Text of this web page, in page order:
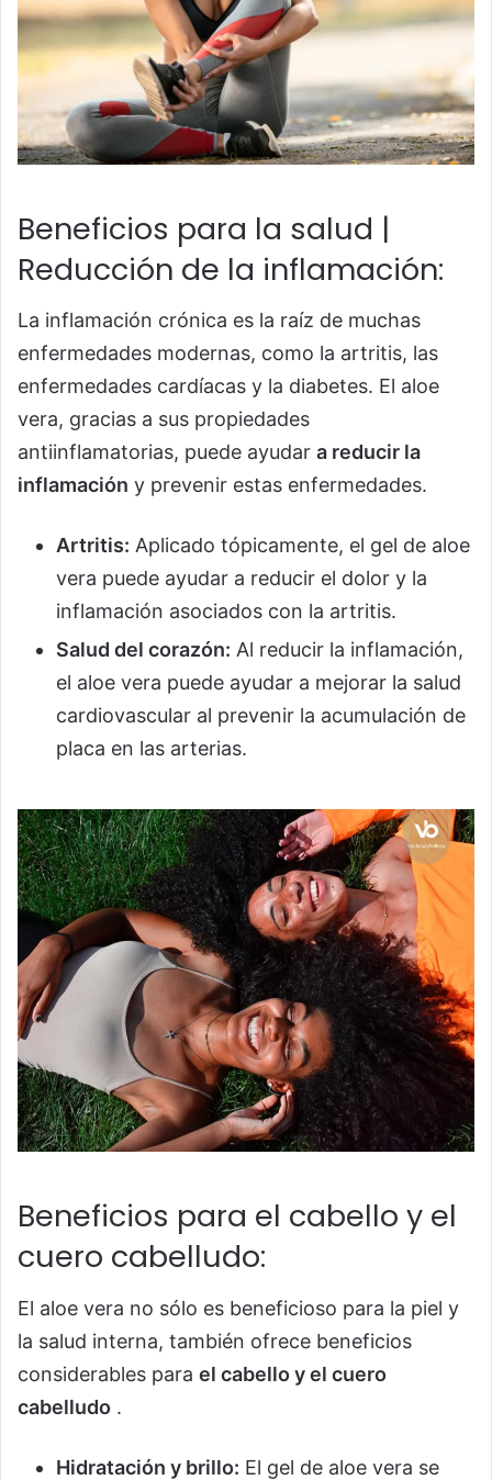
Beneficios para la salud |
Reducción de la inflamación:
La inflamación crónica es la raíz de muchas
enfermedades modernas, como la artritis, las
enfermedades cardíacas y la diabetes. El aloe
vera, gracias a sus propiedades
antiinflamatorias, puede ayudar a reducir la
inflamación y prevenir estas enfermedades.
Artritis: Aplicado tópicamente, el gel de aloe
vera puede ayudar a reducir el dolor y la
inflamación asociados con la artritis.
Salud del corazón: Al reducir la inflamación,
el aloe vera puede ayudar a mejorar la salud
cardiovascular al prevenir la acumulación de
placa en las arterias.
Beneficios para el cabello y el
cuero cabelludo:
El aloe vera no sólo es beneficioso para la piel y
la salud interna, también ofrece beneficios
considerables para el cabello y el cuero
cabelludo .
Hidratación y brillo: El gel de aloe vera se